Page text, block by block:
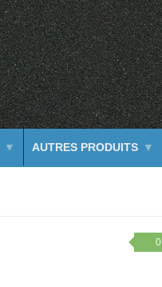
AUTRES PRODUITS
0